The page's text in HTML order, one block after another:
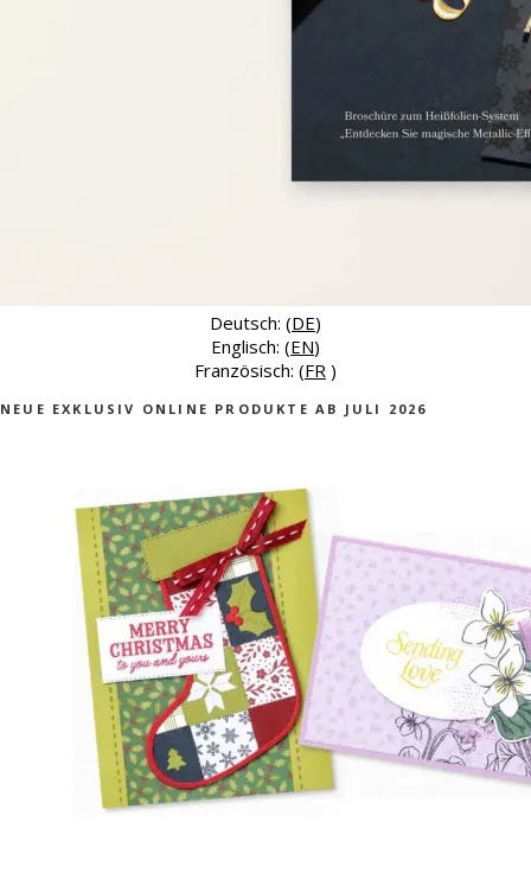
Deutsch: (DE)
Englisch: (EN)
Französisch: (FR )
NEUE EXKLUSIV ONLINE PRODUKTE AB JULI 2026